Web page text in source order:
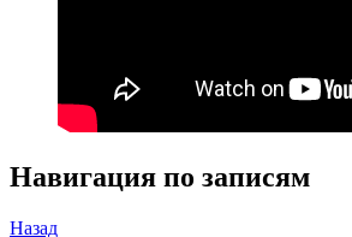
Навигация по записям
Назад